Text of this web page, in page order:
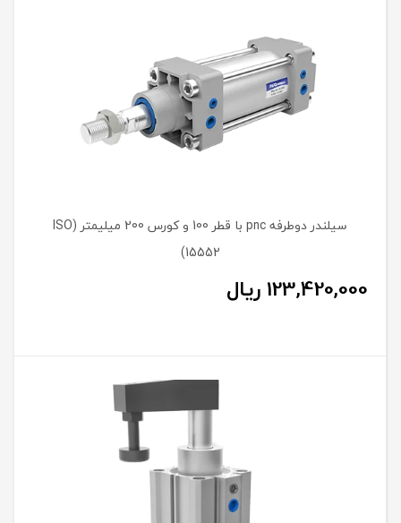
سیلندر دوطرفه pnc با قطر 100 و کورس 200 میلیمتر (ISO
15552)
123,420,000 ریال